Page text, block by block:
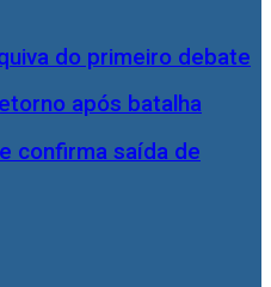
após batalha
confirma saída de
do primeiro debate